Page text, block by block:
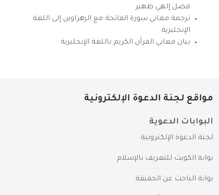
فضل إلهي ظهير
ترجمة معاني سورة الفاتحة مع الزهراوين إلى اللغة
الإنجليزية
بيان معاني القرآن الكريم باللغة الإنجليزية
مواقع لجنة الدعوة الإلكترونية
البوابات الدعوية
لجنة الدعوة الإلكترونية
بوابة الكويت للتعريف بالإسلام
بوابة الباحث عن الحقيقة